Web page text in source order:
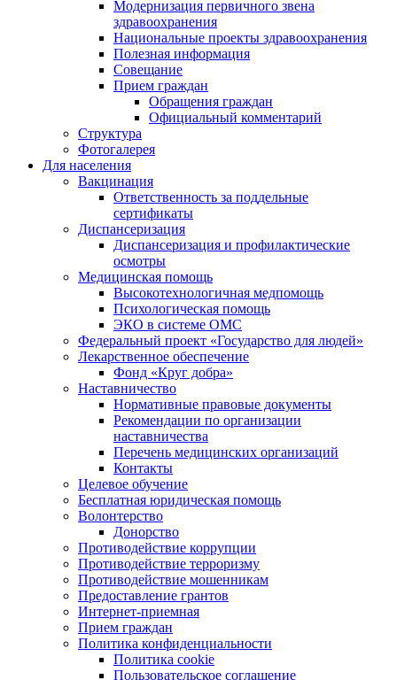
Модернизация первичного звена
здравоохранения
Национальные проекты здравоохранения
Полезная информация
Совещание
Прием граждан
Обращения граждан
Официальный комментарий
Структура
Фотогалерея
Для населения
Вакцинация
Ответственность за поддельные
сертификаты
Диспансеризация
Диспансеризация и профилактические
осмотры
Медицинская помощь
Высокотехнологичная медпомощь
Психологическая помощь
ЭКО в системе ОМС
Федеральный проект «Государство для людей»
Лекарственное обеспечение
Фонд «Круг добра»
Наставничество
Нормативные правовые документы
Рекомендации по организации
наставничества
Перечень медицинских организаций
Контакты
Целевое обучение
Бесплатная юридическая помощь
Волонтерство
Донорство
Противодействие коррупции
Противодействие терроризму
Противодействие мошенникам
Предоставление грантов
Интернет-приемная
Прием граждан
Политика конфиденциальности
Политика cookie
Пользовательское соглашение